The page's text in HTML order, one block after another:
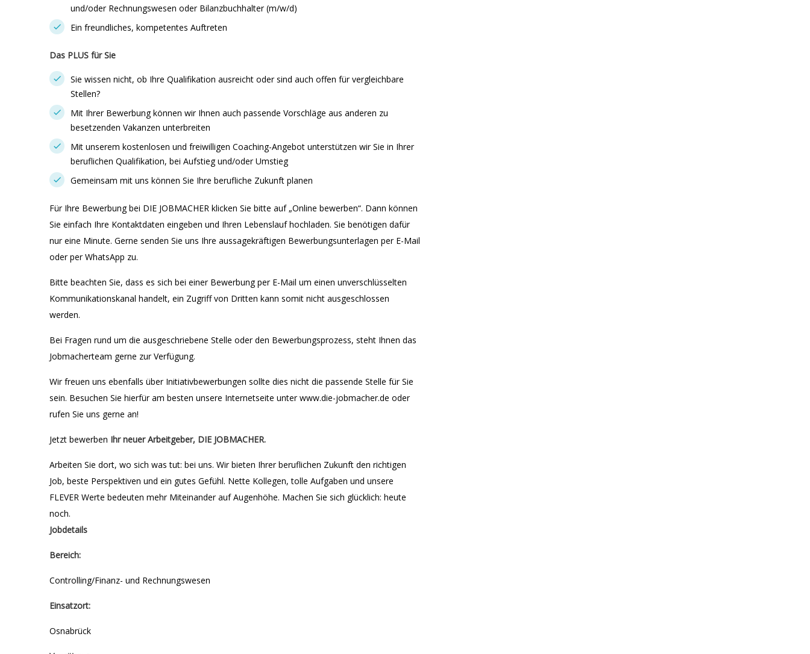
und/oder Rechnungswesen oder Bilanzbuchhalter (m/w/d)
Ein freundliches, kompetentes Auftreten
Das PLUS für Sie
Sie wissen nicht, ob Ihre Qualifikation ausreicht oder sind auch offen für vergleichbare
Stellen?
Mit Ihrer Bewerbung können wir Ihnen auch passende Vorschläge aus anderen zu
besetzenden Vakanzen unterbreiten
Mit unserem kostenlosen und freiwilligen Coaching-Angebot unterstützen wir Sie in Ihrer
beruflichen Qualifikation, bei Aufstieg und/oder Umstieg
Gemeinsam mit uns können Sie Ihre berufliche Zukunft planen
Für Ihre Bewerbung bei DIE JOBMACHER klicken Sie bitte auf „Online bewerben“. Dann können
Sie einfach Ihre Kontaktdaten eingeben und Ihren Lebenslauf hochladen. Sie benötigen dafür
nur eine Minute. Gerne senden Sie uns Ihre aussagekräftigen Bewerbungsunterlagen per E-Mail
oder per WhatsApp zu.
Bitte beachten Sie, dass es sich bei einer Bewerbung per E-Mail um einen unverschlüsselten
Kommunikationskanal handelt, ein Zugriff von Dritten kann somit nicht ausgeschlossen
werden.
Bei Fragen rund um die ausgeschriebene Stelle oder den Bewerbungsprozess, steht Ihnen das
Jobmacherteam gerne zur Verfügung.
Wir freuen uns ebenfalls über Initiativbewerbungen sollte dies nicht die passende Stelle für Sie
sein. Besuchen Sie hierfür am besten unsere Internetseite unter www.die-jobmacher.de oder
rufen Sie uns gerne an!
Jetzt bewerben Ihr neuer Arbeitgeber, DIE JOBMACHER.
Arbeiten Sie dort, wo sich was tut: bei uns. Wir bieten Ihrer beruflichen Zukunft den richtigen
Job, beste Perspektiven und ein gutes Gefühl. Nette Kollegen, tolle Aufgaben und unsere
FLEVER Werte bedeuten mehr Miteinander auf Augenhöhe. Machen Sie sich glücklich: heute
noch.
Jobdetails
Bereich:
Controlling/Finanz- und Rechnungswesen
Einsatzort:
Osnabrück